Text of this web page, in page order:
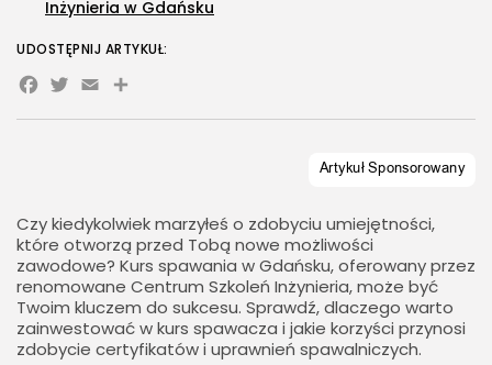
Czy kiedykolwiek marzyłeś o zdobyciu umiejętności,
które otworzą przed Tobą nowe możliwości
zawodowe? Kurs spawania w Gdańsku, oferowany przez
renomowane Centrum Szkoleń Inżynieria, może być
Twoim kluczem do sukcesu. Sprawdź, dlaczego warto
zainwestować w kurs spawacza i jakie korzyści przynosi
zdobycie certyfikatów i uprawnień spawalniczych.
Inżynieria w Gdańsku
UDOSTĘPNIJ ARTYKUŁ:
Facebook
Twitter
EmailShare